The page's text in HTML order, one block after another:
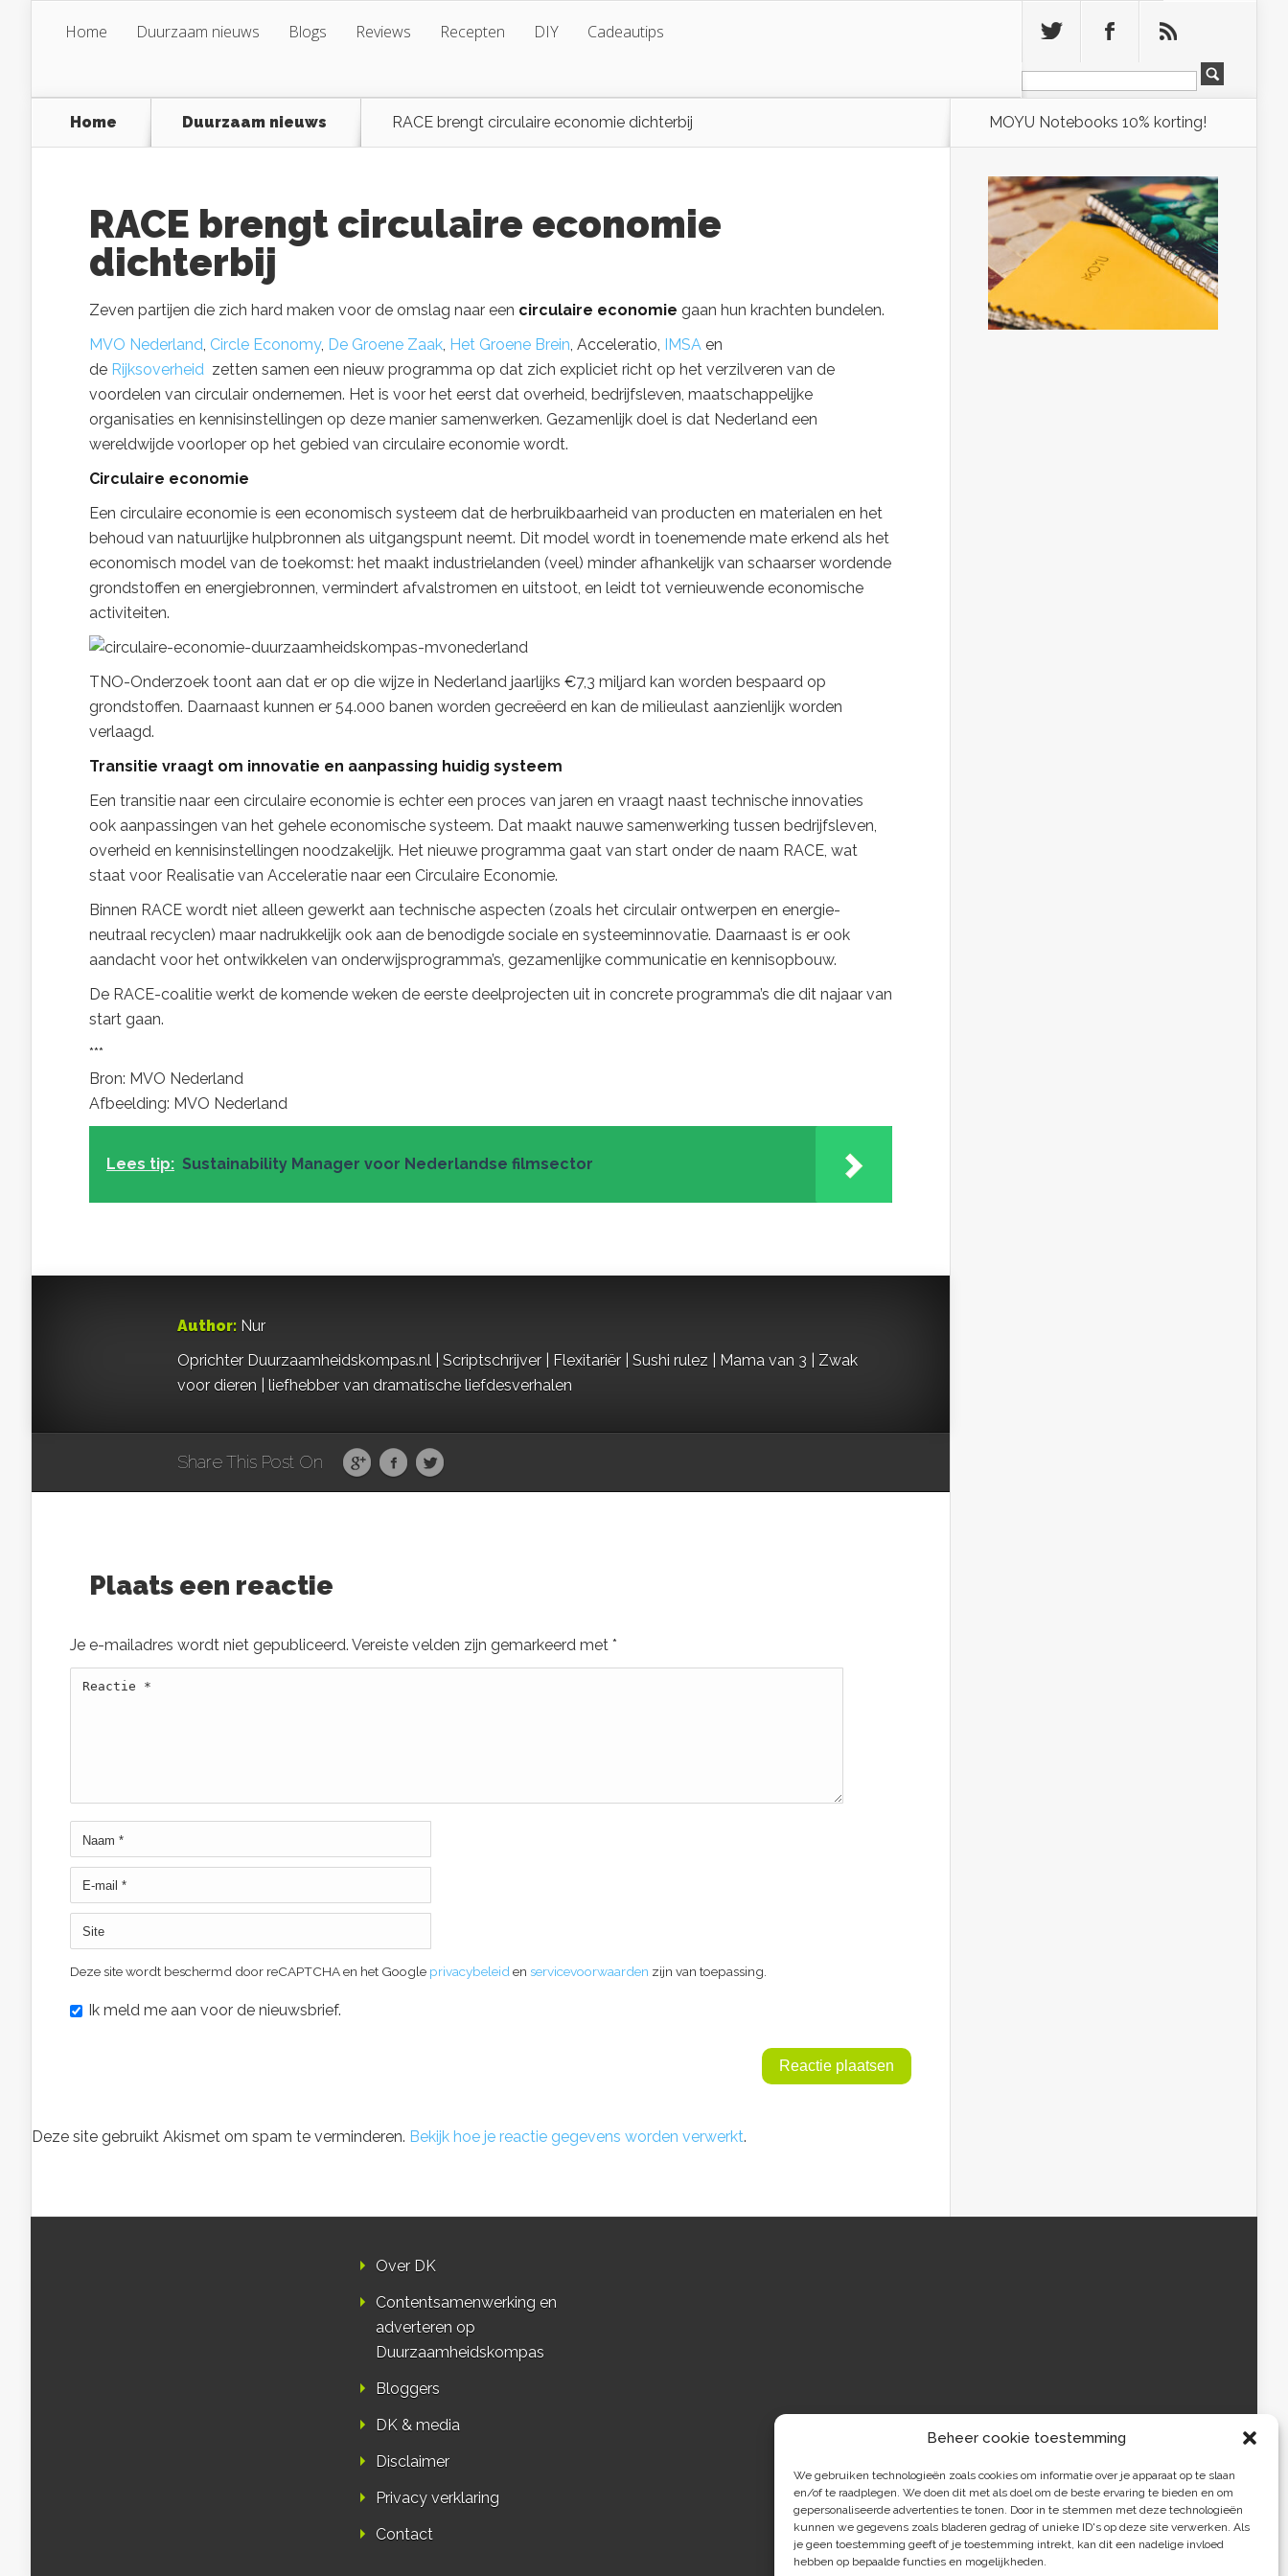
Beheer cookie toestemming
We gebruiken technologieën zoals cookies om informatie over je apparaat op te slaan
en/of te raadplegen. We doen dit met als doel om de beste ervaring te bieden en om
gepersonaliseerde advertenties te tonen. Door in te stemmen met deze technologieën
kunnen we gegevens zoals bladeren gedrag of unieke ID's op deze site verwerken. Als
je geen toestemming geeft of je toestemming intrekt, kan dit een nadelige invloed
hebben op bepaalde functies en mogelijkheden.
Home Duurzaam nieuws Blogs Reviews Recepten DIY Cadeautips
Home Duurzaam nieuws RACE brengt circulaire economie dichterbij
RACE brengt circulaire economie
dichterbij
Zeven partijen die zich hard maken voor de omslag naar een circulaire economie gaan hun krachten bundelen.
MVO Nederland Circle Economy, De Groene Zaak Het Groene Brein , Acceleratio, IMSA en
de Rijksoverheid zetten samen een nieuw programma op dat zich expliciet richt op het verzilveren van de
voordelen van circulair ondernemen. Het is voor het eerst dat overheid, bedrijfsleven, maatschappelijke
organisaties en kennisinstellingen op deze manier samenwerken. Gezamenlijk doel is dat Nederland een
wereldwijde voorloper op het gebied van circulaire economie wordt.
Circulaire economie
Een circulaire economie is een economisch systeem dat de herbruikbaarheid van producten en materialen en het
behoud van natuurlijke hulpbronnen als uitgangspunt neemt. Dit model wordt in toenemende mate erkend als het
economisch model van de toekomst: het maakt industrielanden (veel) minder afhankelijk van schaarser wordende
grondstoffen en energiebronnen, vermindert afvalstromen en uitstoot, en leidt tot vernieuwende economische
activiteiten.
TNO-Onderzoek toont aan dat er op die wijze in Nederland jaarlijks €7,3 miljard kan worden bespaard op
grondstoffen. Daarnaast kunnen er 54.000 banen worden gecreëerd en kan de milieulast aanzienlijk worden
verlaagd.
Transitie vraagt om innovatie en aanpassing huidig systeem
Een transitie naar een circulaire economie is echter een proces van jaren en vraagt naast technische innovaties
ook aanpassingen van het gehele economische systeem. Dat maakt nauwe samenwerking tussen bedrijfsleven,
overheid en kennisinstellingen noodzakelijk. Het nieuwe programma gaat van start onder de naam RACE, wat
staat voor Realisatie van Acceleratie naar een Circulaire Economie.
Binnen RACE wordt niet alleen gewerkt aan technische aspecten (zoals het circulair ontwerpen en energie-
neutraal recyclen) maar nadrukkelijk ook aan de benodigde sociale en systeeminnovatie. Daarnaast is er ook
aandacht voor het ontwikkelen van onderwijsprogramma’s, gezamenlijke communicatie en kennisopbouw.
De RACE-coalitie werkt de komende weken de eerste deelprojecten uit in concrete programma’s die dit najaar van
start gaan.
***
Bron: MVO Nederland
Afbeelding: MVO Nederland
Lees tip: Sustainability Manager voor Nederlandse filmsector
Author: Nur
Oprichter Duurzaamheidskompas.nl | Scriptschrijver | Flexitariër | Sushi rulez | Mama van 3 | Zwak
voor dieren | liefhebber van dramatische liefdesverhalen
Share This Post On
Plaats een reactie
Je e-mailadres wordt niet gepubliceerd. Vereiste velden zijn gemarkeerd met *
Deze site wordt beschermd door reCAPTCHA en het Google privacybeleid en servicevoorwaarden zijn van toepassing.
Ik meld me aan voor de nieuwsbrief.
Deze site gebruikt Akismet om spam te verminderen. Bekijk hoe je reactie gegevens worden verwerkt.
MOYU Notebooks 10% korting!
Over DK
Contentsamenwerking en
adverteren op
Duurzaamheidskompas
Bloggers
DK & media
Disclaimer
Privacy verklaring
Contact